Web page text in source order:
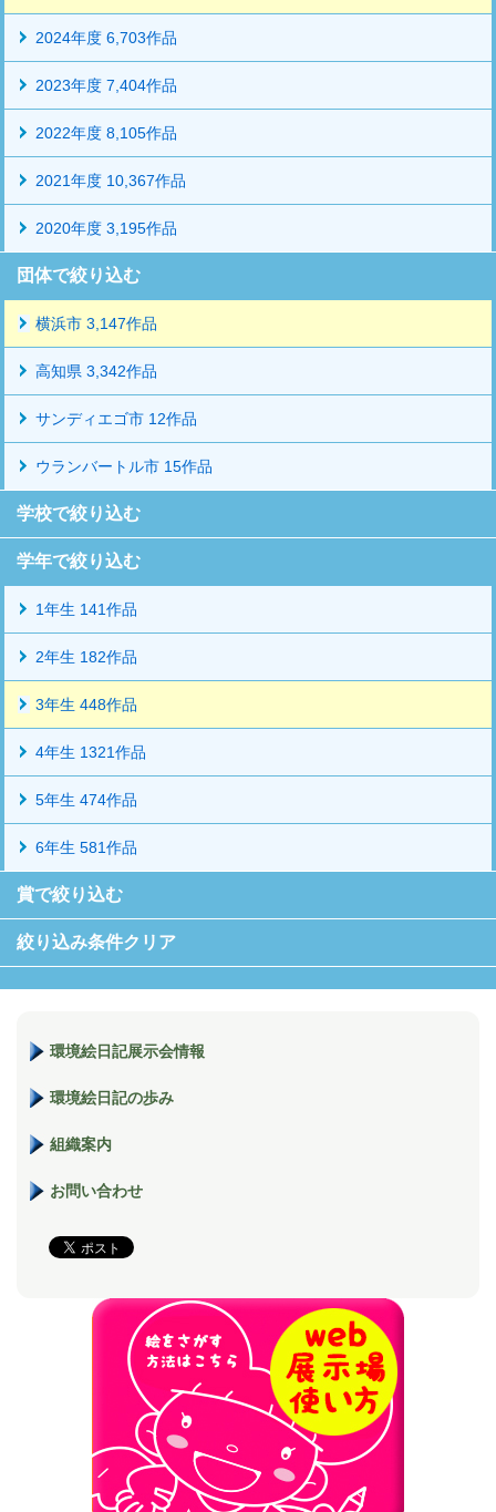
2024年度 6,703作品
2023年度 7,404作品
2022年度 8,105作品
2021年度 10,367作品
2020年度 3,195作品
団体で絞り込む
横浜市 3,147作品
高知県 3,342作品
サンディエゴ市 12作品
ウランバートル市 15作品
学校で絞り込む
学年で絞り込む
1年生 141作品
2年生 182作品
3年生 448作品
4年生 1321作品
5年生 474作品
6年生 581作品
賞で絞り込む
絞り込み条件クリア
環境絵日記展示会情報
環境絵日記の歩み
組織案内
お問い合わせ